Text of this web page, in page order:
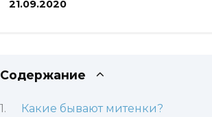
21.09.2020
Содержание
Какие бывают митенки?